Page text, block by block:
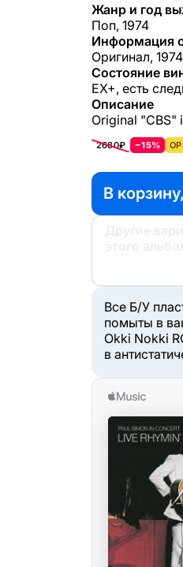
Жанр и год
Поп, 1974
Информация
Оригинал,
Состояние
EX+, есть
Описание
Original "CBS"
2680₽ −15%
В
Другие
этого
Все Б/У
помыты в
Okki Nokki
в